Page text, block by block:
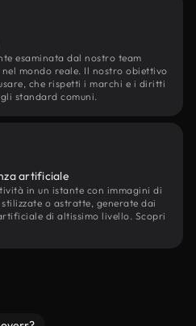
esaminata dal nostro team
mondo reale. Il nostro obiettivo
che rispetti i marchi e i diritti
standard comuni.
artificiale
in un istante con immagini di
o astratte, generate dai
di altissimo livello. Scopri